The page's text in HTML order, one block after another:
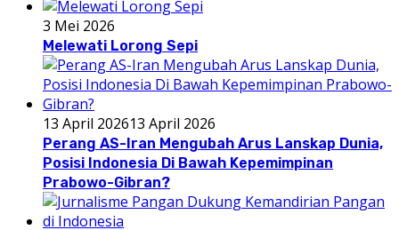
3 Mei 2026
Melewati Lorong Sepi
13 April 202613 April 2026
Perang AS-Iran Mengubah Arus Lanskap Dunia,
Posisi Indonesia Di Bawah Kepemimpinan
Prabowo-Gibran?